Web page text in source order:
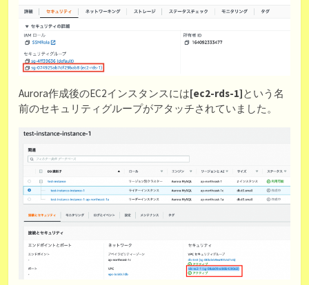
Aurora作成後のEC2インスタンスには[ec2-rds-1]という名
前のセキュリティグループがアタッチされていました。